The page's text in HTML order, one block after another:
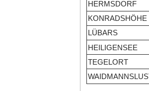
HERMSDORF
KONRADSHÖHE
LÜBARS
HEILIGENSEE
TEGELORT